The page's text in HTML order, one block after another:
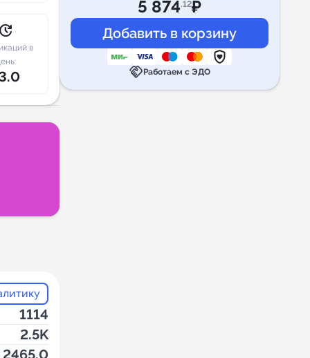
в
1114
2.5K
2465.0
5 874.12₽
handshakeРаботаем с ЭДО